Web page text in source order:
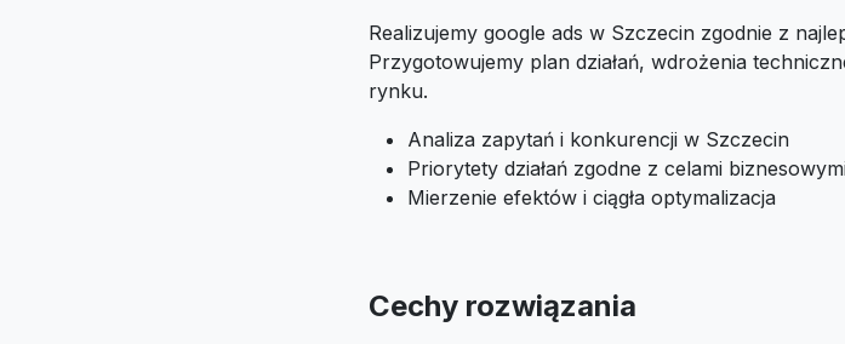
Realizujemy google ads w Szczecin zgodnie z
Przygotowujemy plan działań, wdrożenia
rynku.
Analiza zapytań i konkurencji w Szczecin
Priorytety działań zgodne z celami
Mierzenie efektów i ciągła optymalizacja
Cechy rozwiązania